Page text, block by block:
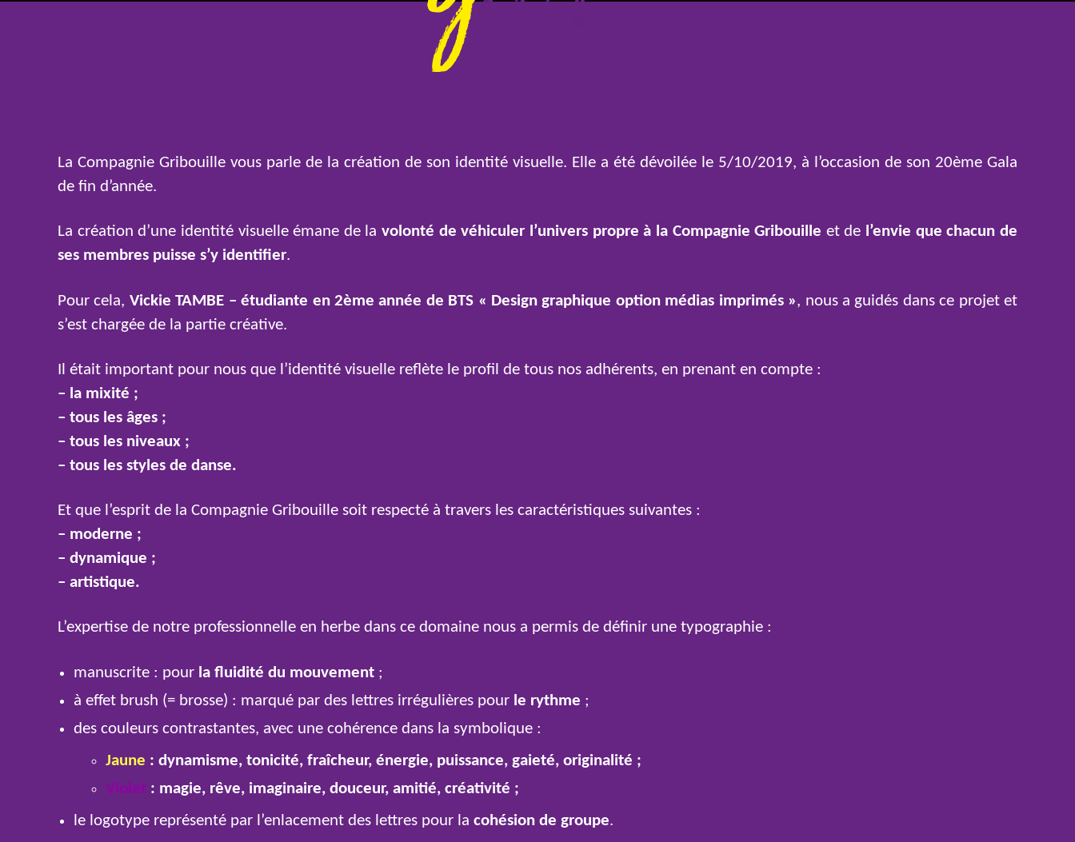
La Compagnie Gribouille vous parle de la création de son identité visuelle. Elle a été dévoilée le 5/10/2019, à l’occasion de son 20ème Gala
de fin d’année.
La création d’une identité visuelle émane de lavolonté de véhiculer l’univers propre à la Compagnie Gribouille et de l’envie que chacun de
ses membres puisse s’y identifier.
Pour cela, Vickie TAMBE – étudiante en 2ème année de BTS « Design graphique option médias imprimés », nous a guidés dans ce projet et
s’est chargée de la partie créative.
Il était important pour nous que l’identité visuelle reflète le profil de tous nos adhérents, en prenant en compte :
– la mixité ;
– tous les âges ;
– tous les niveaux ;
– tous les styles de danse.
Et que l’esprit de la Compagnie Gribouille soit respecté à travers les caractéristiques suivantes :
– moderne ;
– dynamique ;
– artistique.
L’expertise de notre professionnelle en herbe dans ce domaine nous a permis de définir une typographie :
manuscrite : pour la fluidité du mouvement ;
à effet brush (= brosse) : marqué par des lettres irrégulières pour le rythme ;
des couleurs contrastantes, avec une cohérence dans la symbolique :
Jaune : dynamisme, tonicité, fraîcheur, énergie, puissance, gaieté, originalité ;
Violet : magie, rêve, imaginaire, douceur, amitié, créativité ;
le logotype représenté par l’enlacement des lettres pour la cohésion de groupe.